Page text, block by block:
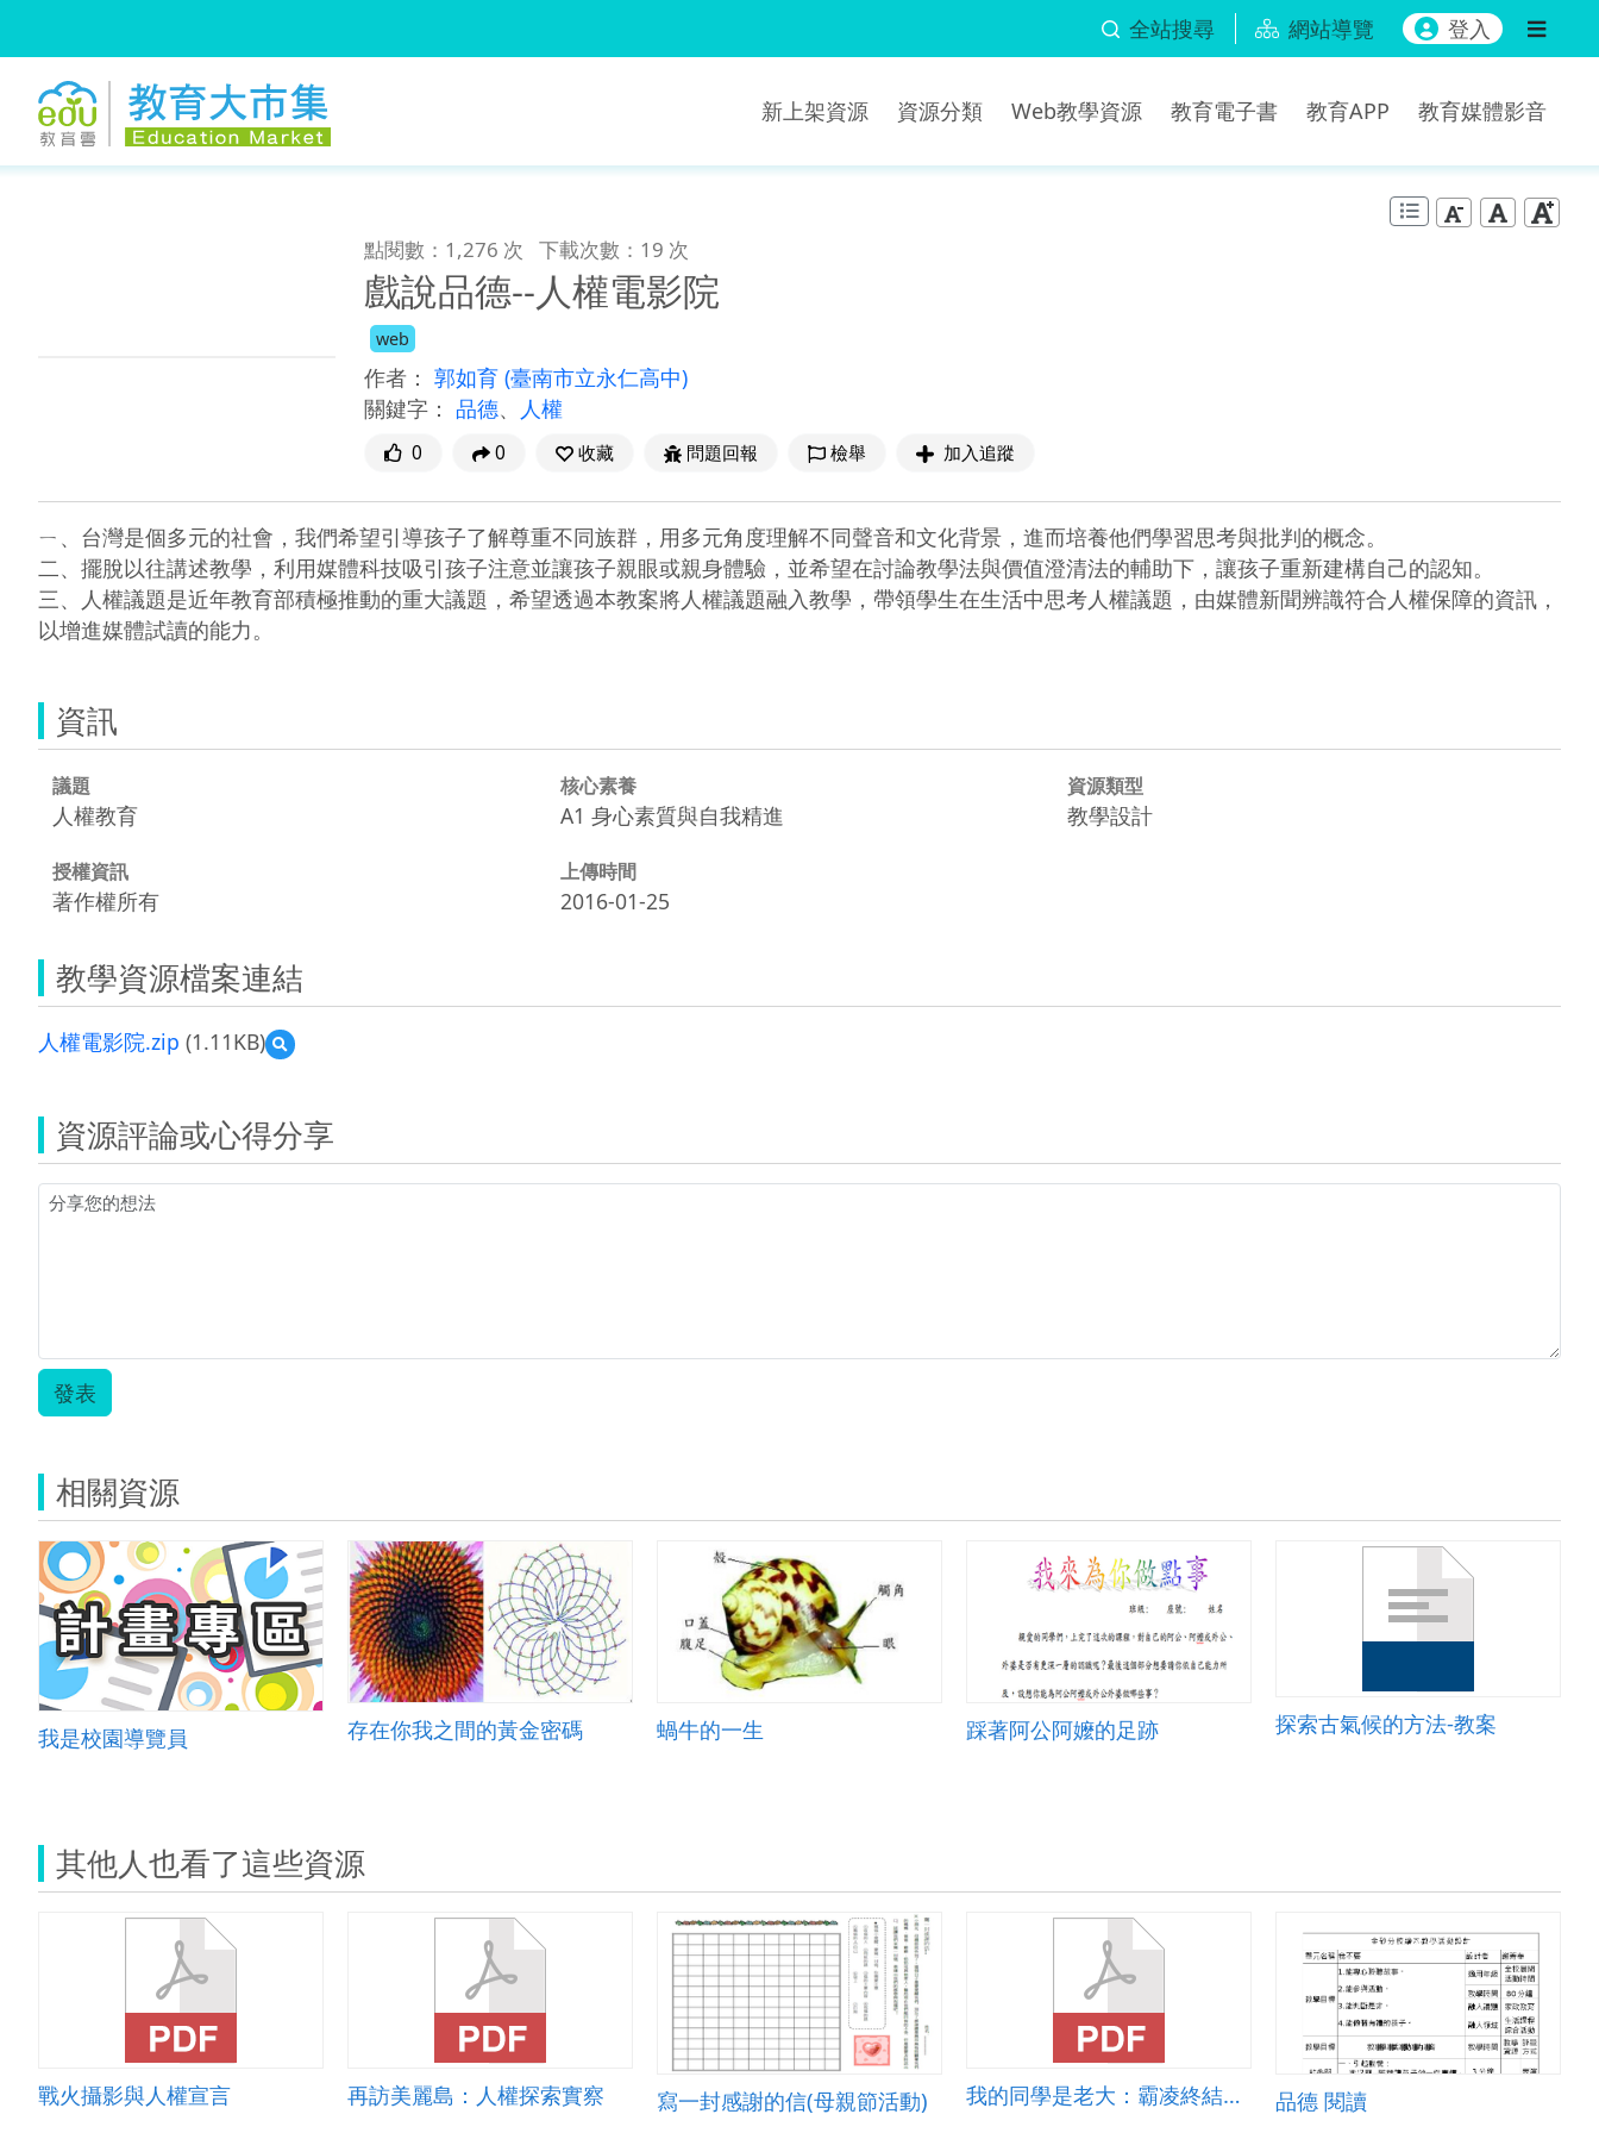
全站搜尋 網站導覽 登入
新上架資源 資源分類 Web教學資源 教育電子書 教育APP 教育媒體影音
點閱數：1,276 次 下載次數：19 次
戲說品德--人權電影院
web
作者： 郭如育 (臺南市立永仁高中)
關鍵字： 品德、 人權
0 0 收藏 問題回報 檢舉 加入追蹤
ㄧ、台灣是個多元的社會，我們希望引導孩子了解尊重不同族群，用多元角度理解不同聲音和文化背景，進而培養他們學習思考與批判的概念。
二、擺脫以往講述教學，利用媒體科技吸引孩子注意並讓孩子親眼或親身體驗，並希望在討論教學法與價值澄清法的輔助下，讓孩子重新建構自己的認知。
三、人權議題是近年教育部積極推動的重大議題，希望透過本教案將人權議題融入教學，帶領學生在生活中思考人權議題，由媒體新聞辨識符合人權保障的資訊，
資訊
議題
人權教育
核心素養
A1 身心素質與自我精進
資源類型
教學設計
授權資訊
著作權所有
上傳時間
2016-01-25
教學資源檔案連結
人權電影院.zip (1.11KB)
預
覽
電
影
院.zip
資源評論或心得分享
發表
相關資源
我是校園導覽員 存在你我之間的黃金密碼 蝸牛的一生 踩著阿公阿嬤的足跡 探索古氣候的方法-教案
其他人也看了這些資源
戰火攝影與人權宣言 再訪美麗島：人權探索實察 寫一封感謝的信(母親節活動) 我的同學是老大：霸凌終結篇教學指引 品德 閱讀